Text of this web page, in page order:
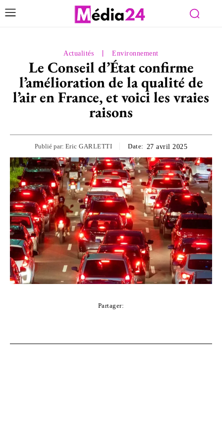
Actualités Environnement
Le Conseil d’État confirme
l’amélioration de la qualité de
l’air en France, et voici les vraies
raisons
Publié par: Eric GARLETTI Date: 27 avril 2025
Partager: